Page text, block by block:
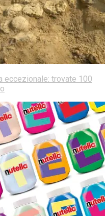
eccezionale: trovate 100